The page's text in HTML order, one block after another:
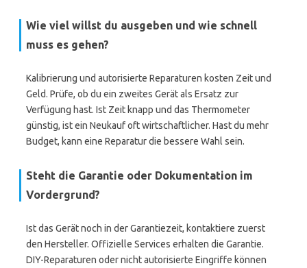
Wie viel willst du ausgeben und wie schnell
muss es gehen?
Kalibrierung und autorisierte Reparaturen kosten Zeit und
Geld. Prüfe, ob du ein zweites Gerät als Ersatz zur
Verfügung hast. Ist Zeit knapp und das Thermometer
günstig, ist ein Neukauf oft wirtschaftlicher. Hast du mehr
Budget, kann eine Reparatur die bessere Wahl sein.
Steht die Garantie oder Dokumentation im
Vordergrund?
Ist das Gerät noch in der Garantiezeit, kontaktiere zuerst
den Hersteller. Offizielle Services erhalten die Garantie.
DIY-Reparaturen oder nicht autorisierte Eingriffe können